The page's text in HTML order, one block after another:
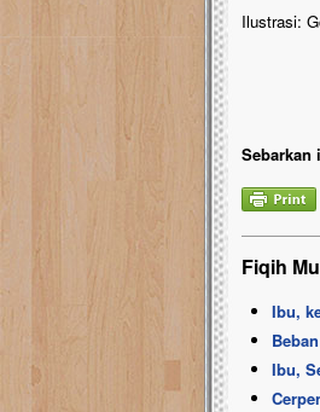
Ilustrasi:
Sebarkan
Fiqih
Ibu,
Ibu,